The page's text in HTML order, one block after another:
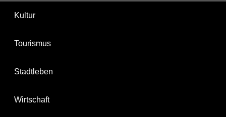
Kultur
Tourismus
Stadtleben
Wirtschaft